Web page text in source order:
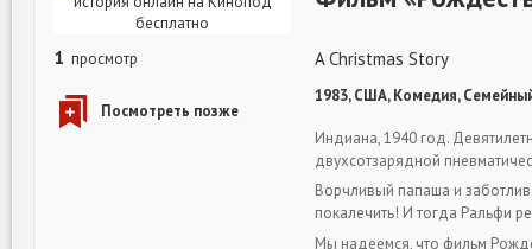
1 просмотр A Christmas Story
1983, США, Комедия,
Индиана, 1940 год.
двухсотзарядной
Ворчливый папаша и
покалечить! И тогда Ральфи
Мы надеемся, что фильм